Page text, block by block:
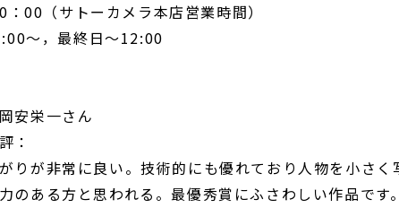
（サトーカメラ本店営業時間）
，最終日～12:00
安栄一さん
：
りが非常に良い。技術的にも優れており人物を小さく
のある方と思われる。最優秀賞にふさわしい作品です。